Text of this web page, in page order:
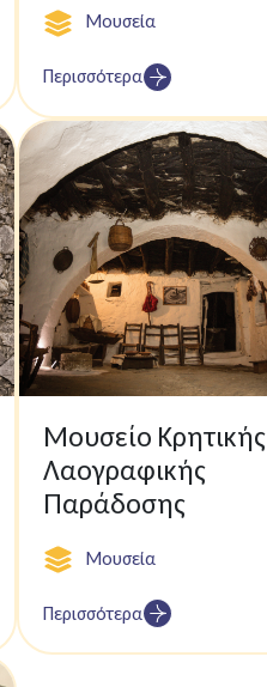
Μουσεία
Περισσότερα
Μουσείο Κρητικής
Λαογραφικής
Παράδοσης
Μουσεία
Περισσότερα